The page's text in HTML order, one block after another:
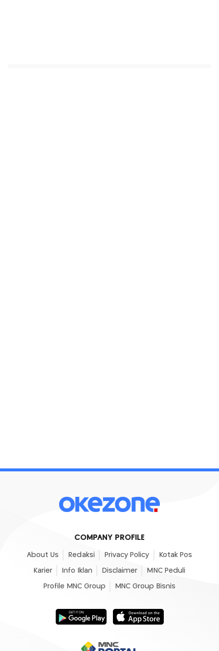
COMPANY PROFILE
About Us Redaksi Privacy Policy Kotak Pos
Karier Info Iklan Disclaimer MNC Peduli
Profile MNC Group MNC Group Bisnis